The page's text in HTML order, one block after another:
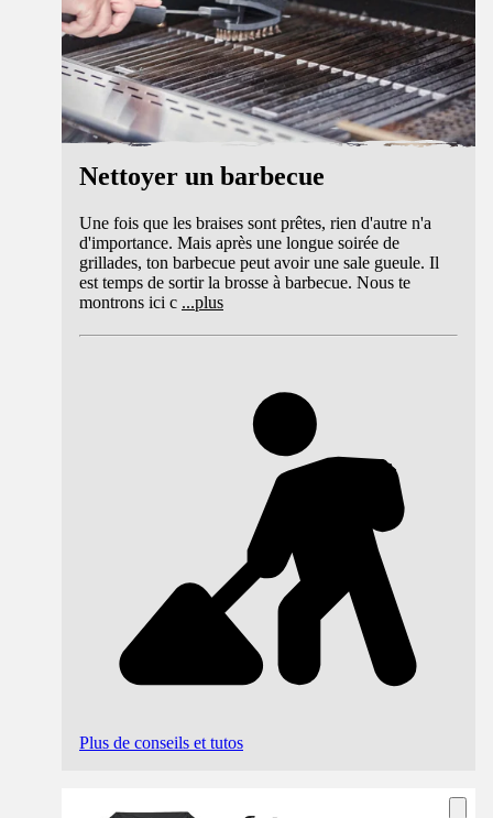
Nettoyer un barbecue
Une fois que les braises sont prêtes, rien d'autre n'a
d'importance. Mais après une longue soirée de
grillades, ton barbecue peut avoir une sale gueule. Il
est temps de sortir la brosse à barbecue. Nous te
montrons ici c ...plus
Plus de conseils et tutos